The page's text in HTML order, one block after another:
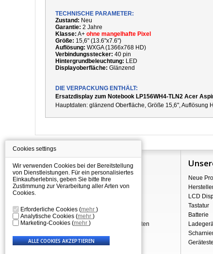
TECHNISCHE PARAMETER:
Zustand: Neu
Garantie: 2 Jahre
Klasse: A+ ohne mangelhafte Pixel
Größe: 15,6" (13.6"x7.6")
Auflösung: WXGA (1366x768 HD)
Verbindungsstecker: 40 pin
Hintergrundbeleuchtung: LED
Displayoberfläche: Glänzend
DIE VERPACKUNG ENTHÄLT:
Ersatzdisplay zum Notebook LP156WH4-TLN2 Acer
Hauptdaten: g länzend Oberfläche, Größe 15,6", Auflösung
Information
Über Shopping
Versand
Reklamation & Widerrufsrecht
Geschäftsbedingungen
Verarbeitung personenbezogener Daten
Neue
LCD
Tastatur
Batterie
Cookies settings
Wir verwenden Cookies bei der Bereitstellung
von Dienstleistungen. Für ein personalisiertes
Einkaufserlebnis, geben Sie bitte Ihre
Zustimmung zur Verarbeitung aller Arten von
Cookies.
Erforderliche Cookies (mehr )
Analytische Cookies (mehr )
Marketing-Cookies (mehr )